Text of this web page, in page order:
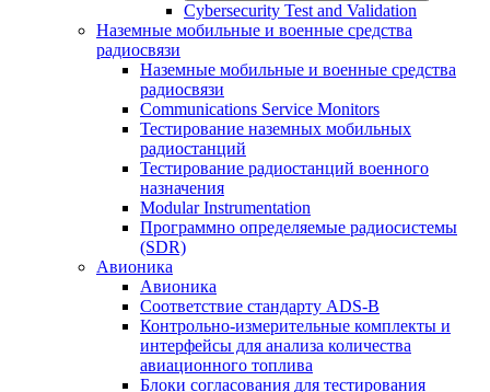
Cybersecurity Test and Validation
Наземные мобильные и военные средства
радиосвязи
Наземные мобильные и военные средства
радиосвязи
Communications Service Monitors
Тестирование наземных мобильных
радиостанций
Тестирование радиостанций военного
назначения
Modular Instrumentation
Программно определяемые радиосистемы
(SDR)
Авионика
Авионика
Соответствие стандарту ADS-B
Контрольно-измерительные комплекты и
интерфейсы для анализа количества
авиационного топлива
Блоки согласования для тестирования